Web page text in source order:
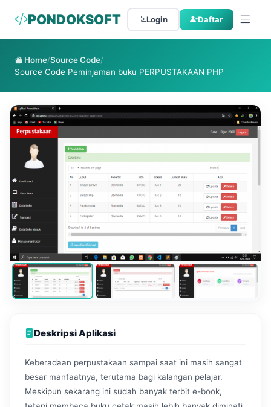
PONDOKSOFT Login Daftar
Home/Source Code/
Source Code Peminjaman buku PERPUSTAKAAN PHP
Deskripsi Aplikasi
Keberadaan perpustakaan sampai saat ini masih sangat
besar manfaatnya, terutama bagi kalangan pelajar.
Meskipun sekarang ini sudah banyak terbit e-book,